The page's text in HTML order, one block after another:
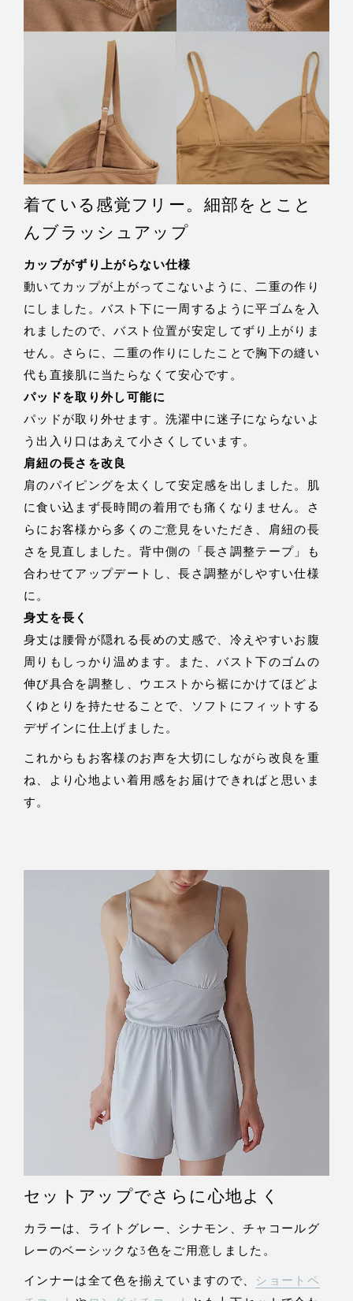
着ている感覚フリー。細部をとこと
んブラッシュアップ
カップがずり上がらない仕様
動いてカップが上がってこないように、二重の作り
にしました。バスト下に一周するように平ゴムを入
れましたので、バスト位置が安定してずり上がりま
せん。さらに、二重の作りにしたことで胸下の縫い
代も直接肌に当たらなくて安心です。
パッドを取り外し可能に
パッドが取り外せます。洗濯中に迷子にならないよ
う出入り口はあえて小さくしています。
肩紐の長さを改良
肩のパイピングを太くして安定感を出しました。肌
に食い込まず長時間の着用でも痛くなりません。さ
らにお客様から多くのご意見をいただき、肩紐の長
さを見直しました。背中側の「長さ調整テープ」も
合わせてアップデートし、長さ調整がしやすい仕様
に。
身丈を長く
身丈は腰骨が隠れる長めの丈感で、冷えやすいお腹
周りもしっかり温めます。また、バスト下のゴムの
伸び具合を調整し、ウエストから裾にかけてほどよ
くゆとりを持たせることで、ソフトにフィットする
デザインに仕上げました。
これからもお客様のお声を大切にしながら改良を重
ね、より心地よい着用感をお届けできればと思いま
す。
セットアップでさらに心地よく
カラーは、ライトグレー、シナモン、チャコールグ
レーのベーシックな3色をご用意しました。
インナーは全て色を揃えていますので、
ショートペ